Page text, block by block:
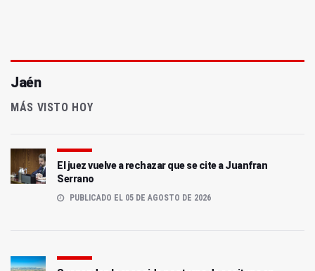
Jaén
MÁS VISTO HOY
El juez vuelve a rechazar que se cite a Juanfran
Serrano
PUBLICADO EL 05 DE AGOSTO DE 2026